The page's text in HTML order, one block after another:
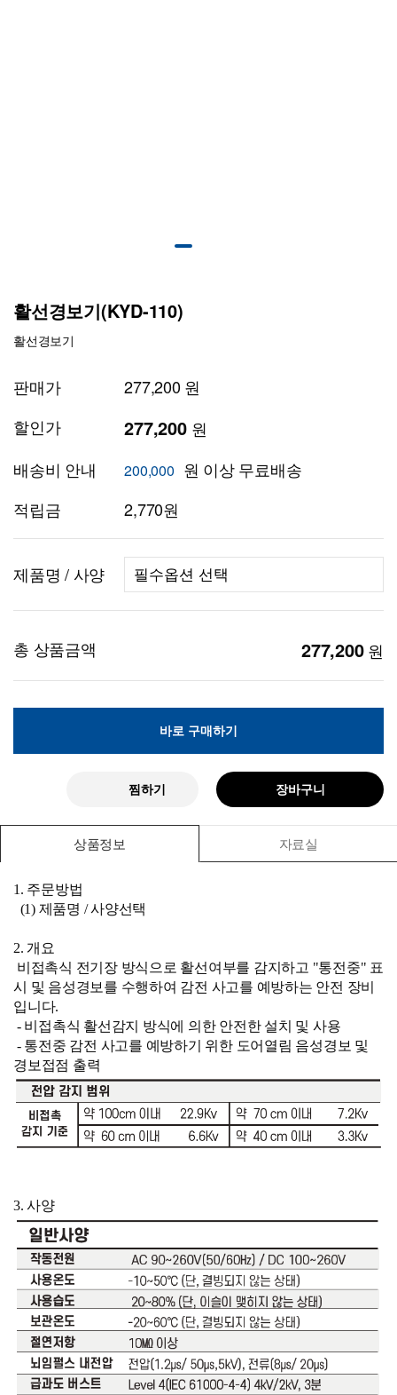
활선경보기(KYD-110)
활선경보기
판매가
277,200 원
할인가
277,200 원
배송비 안내
200,000 원 이상 무료배송
적립금
2,770원
제품명 / 사양
총 상품금액 277,200 원
바로 구매하기
찜하기 장바구니
상품정보 자료실
1. 주문방법
(1) 제품명 / 사양선택
2. 개요
비접촉식 전기장 방식으로 활선여부를 감지하고 "통전중" 표
시 및 음성경보를 수행하여 감전 사고를 예방하는 안전 장비
입니다.
- 비접촉식 활선감지 방식에 의한 안전한 설치 및 사용
- 통전중 감전 사고를 예방하기 위한 도어열림 음성경보 및
경보접점 출력
3. 사양